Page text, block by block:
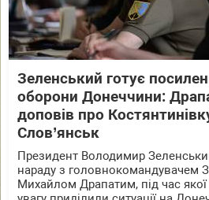
Зеленський готує
оборони Донеччини:
доповів про
Слов’янськ
Президент Володимир
нараду з головнокомандувачем
Михайлом Драпатим, під час